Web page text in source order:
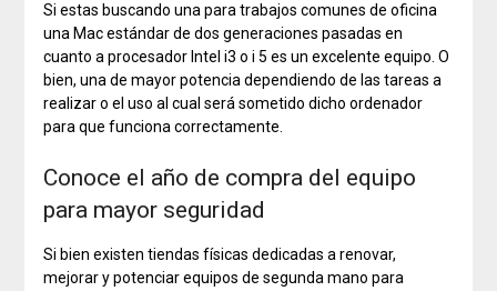
Si estas buscando una para trabajos comunes de oficina
una Mac estándar de dos generaciones pasadas en
cuanto a procesador Intel i3 o i 5 es un excelente equipo. O
bien, una de mayor potencia dependiendo de las tareas a
realizar o el uso al cual será sometido dicho ordenador
para que funciona correctamente.
Conoce el año de compra del equipo
para mayor seguridad
Si bien existen tiendas físicas dedicadas a renovar,
mejorar y potenciar equipos de segunda mano para